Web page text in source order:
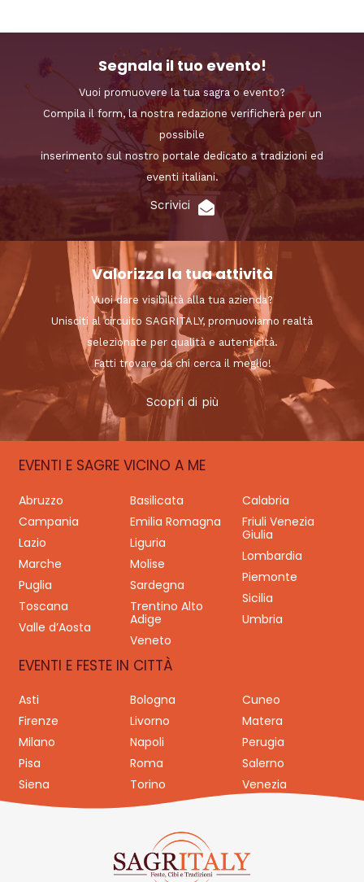
Segnala il tuo evento!
Vuoi promuovere la tua sagra o evento?
Compila il form, la nostra redazione verificherà per un
possibile
inserimento sul nostro portale dedicato a tradizioni ed
eventi italiani.
Scrivici
Valorizza la tua attività
Vuoi dare visibilità alla tua azienda?
Unisciti al circuito SAGRITALY, promuoviamo realtà
selezionate per qualità e autenticità.
Fatti trovare da chi cerca il meglio!
Scopri di più
EVENTI E SAGRE VICINO A ME
Abruzzo Basilicata
Calabria
Campania
Emilia Romagna
Friuli Venezia
Giulia
Lazio
Liguria
Lombardia
Marche
Molise
Piemonte
Puglia
Sardegna
Sicilia
Toscana
Trentino Alto
Adige
Umbria
Valle d’Aosta
Veneto
EVENTI E FESTE IN CITTÀ
Asti Bologna
Cuneo
Firenze
Livorno
Matera
Milano
Napoli
Perugia
Pisa
Roma
Salerno
Siena
Torino Venezia